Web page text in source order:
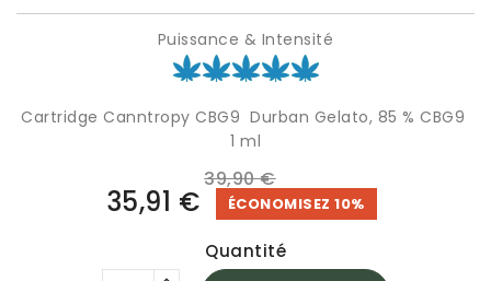
Puissance & Intensité
Cartridge Canntropy CBG9 Durban Gelato, 85 % CBG9
1 ml
39,90 €
35,91 € ÉCONOMISEZ 10%
Quantité